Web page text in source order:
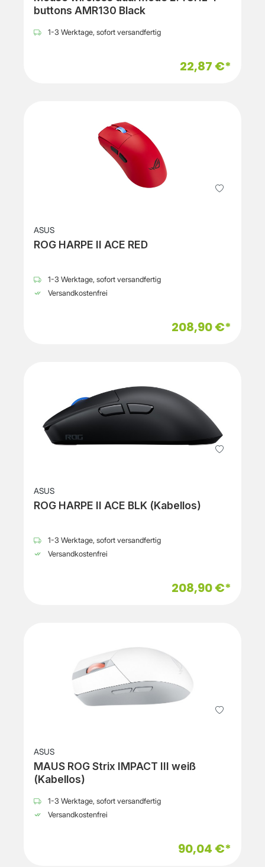
buttons AMR130 Black
1-3 Werktage, sofort versandfertig
22,87 €*
ASUS
ROG HARPE II ACE RED
1-3 Werktage, sofort versandfertig
Versandkostenfrei
208,90 €*
ASUS
ROG HARPE II ACE BLK (Kabellos)
1-3 Werktage, sofort versandfertig
Versandkostenfrei
208,90 €*
ASUS
MAUS ROG Strix IMPACT III weiß
(Kabellos)
1-3 Werktage, sofort versandfertig
Versandkostenfrei
90,04 €*